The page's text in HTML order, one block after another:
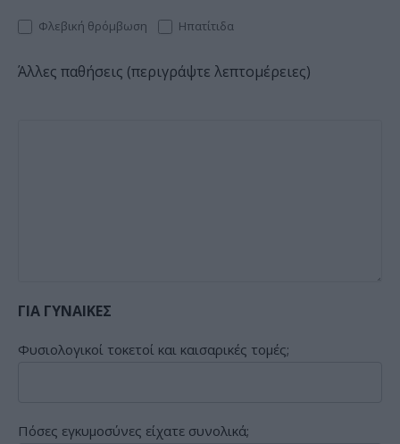
Φλεβική θρόμβωση Ηπατίτιδα
Άλλες παθήσεις (περιγράψτε λεπτομέρειες)
ΓΙΑ ΓΥΝΑΙΚΕΣ
Φυσιολογικοί τοκετοί και καισαρικές τομές;
Πόσες εγκυμοσύνες είχατε συνολικά;